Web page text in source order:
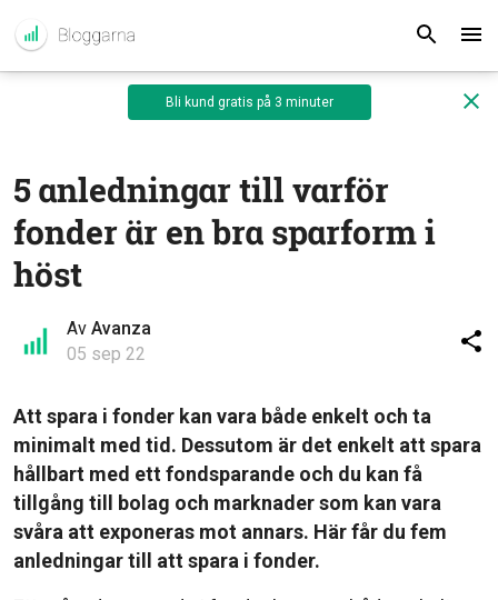
Bli kund gratis på 3 minuter
5 anledningar till varför
fonder är en bra sparform i
höst
Av Avanza
05 sep 22
Att spara i fonder kan vara både enkelt och ta
minimalt med tid. Dessutom är det enkelt att spara
hållbart med ett fondsparande och du kan få
tillgång till bolag och marknader som kan vara
svåra att exponeras mot annars. Här får du fem
anledningar till att spara i fonder.